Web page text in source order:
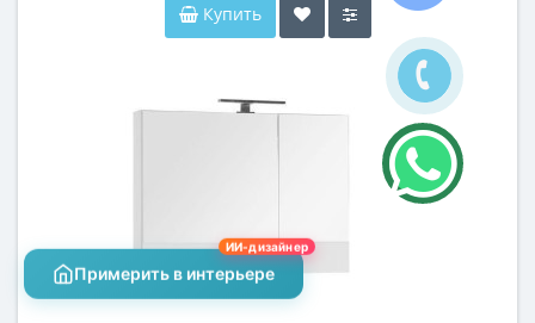
Купить
Примерить в интерьере
ИИ-дизайнер